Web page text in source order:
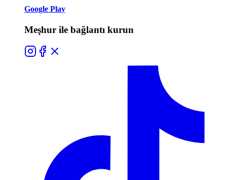
Google Play
Meşhur ile bağlantı kurun